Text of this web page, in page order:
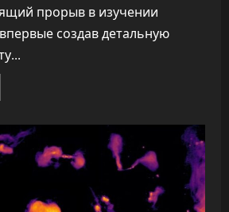
прорыв в изучении
создав детальную